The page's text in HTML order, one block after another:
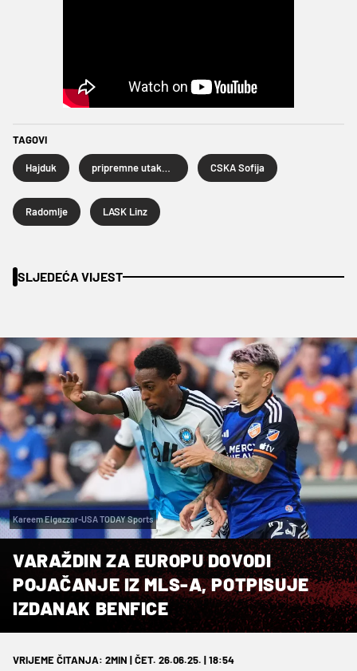
TAGOVI
Hajduk CSKA Sofija
Radomlje LASK Linz
SLJEDEĆA VIJEST
Kareem Elgazzar-USA TODAY Sports
VARAŽDIN ZA EUROPU DOVODI
POJAČANJE IZ MLS-A, POTPISUJE
IZDANAK BENFICE
VRIJEME ČITANJA: 2MIN | ČET. 26.06.25. | 18:54